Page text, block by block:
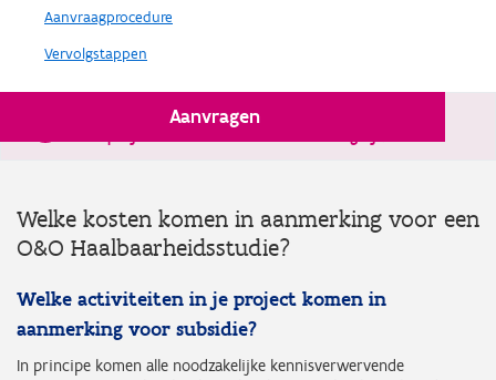
Aanvraagprocedure
Vervolgstappen
Aanvragen
Sinds 4 april is volgens het Vlaams defensieplan
Welke kosten komen in aanmerking voor een
O&O Haalbaarheidsstudie?
Welke activiteiten in je project komen in
aanmerking voor subsidie?
In principe komen alle noodzakelijke kennisverwervende